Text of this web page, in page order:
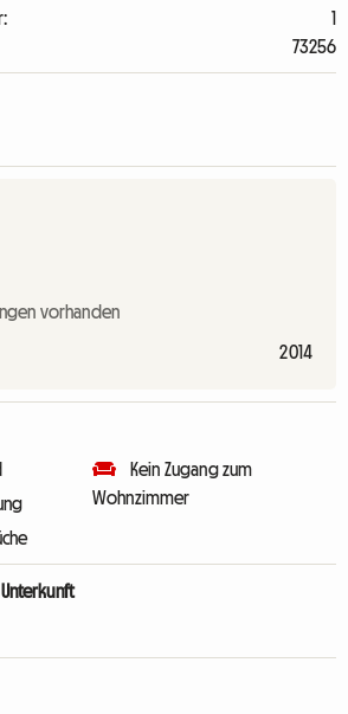
1
73256
vorhanden
2014
Kein Zugang zum
Wohnzimmer